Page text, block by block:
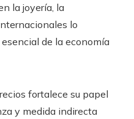
la joyería, la
lo
de la economía
fortalece su papel
y medida indirecta